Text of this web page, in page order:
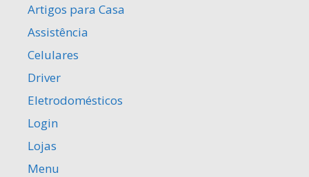
Artigos para Casa
Assistência
Celulares
Driver
Eletrodomésticos
Login
Lojas
Menu